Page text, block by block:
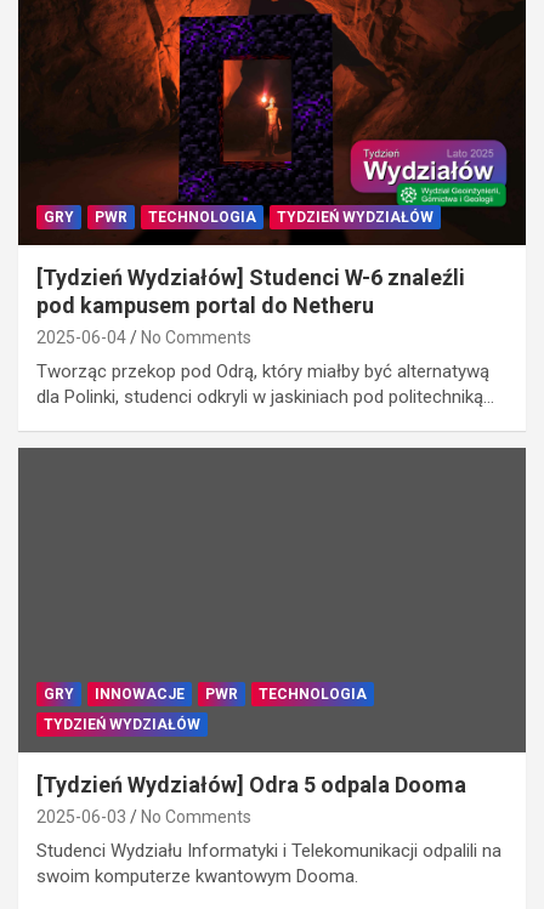
GRY PWR TECHNOLOGIA TYDZIEŃ WYDZIAŁÓW
[Tydzień Wydziałów] Studenci W-6 znaleźli
pod kampusem portal do Netheru
2025-06-04 No Comments
Tworząc przekop pod Odrą, który miałby być alternatywą
dla Polinki, studenci odkryli w jaskiniach pod politechniką…
GRY INNOWACJE PWR
TECHNOLOGIA
TYDZIEŃ WYDZIAŁÓW
[Tydzień Wydziałów] Odra 5 odpala Dooma
2025-06-03 No Comments
Studenci Wydziału Informatyki i Telekomunikacji odpalili na
swoim komputerze kwantowym Dooma.